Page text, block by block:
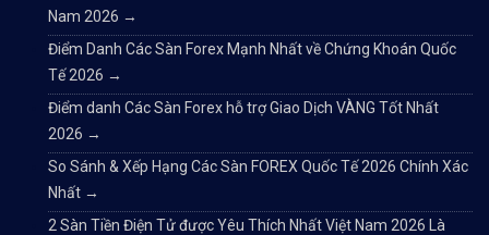
Nam 2026 →
Điểm Danh Các Sàn Forex Mạnh Nhất về Chứng Khoán Quốc
Tế 2026 →
Điểm danh Các Sàn Forex hỗ trợ Giao Dịch VÀNG Tốt Nhất
2026 →
So Sánh & Xếp Hạng Các Sàn FOREX Quốc Tế 2026 Chính Xác
Nhất →
2 Sàn Tiền Điện Tử được Yêu Thích Nhất Việt Nam 2026 Là